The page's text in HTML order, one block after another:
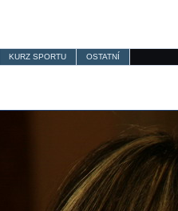
KURZ SPORTU OSTATNÍ